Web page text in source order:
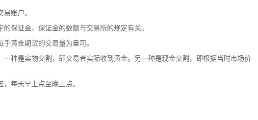
账户。
保证金，保证金的数额与交易所的规定有关。
黄金期货的交易量为盎司。
种是实物交割，即交易者实际收到黄金。另一种是现金交割，即根据当时市场价
每天早上点至晚上点。